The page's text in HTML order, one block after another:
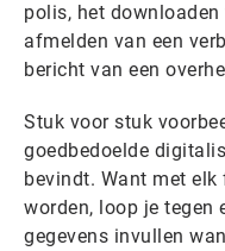
polis, het
afmelden van een
bericht van een
Stuk voor stuk
goedbedoelde
bevindt. Want met
worden, loop je tegen
gegevens invullen